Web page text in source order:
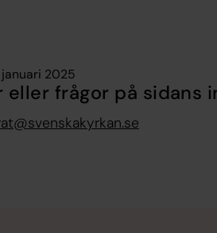
2025
eller frågor på sidans